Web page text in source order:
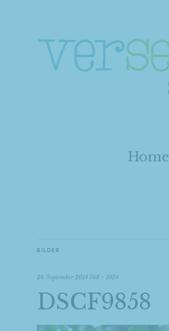
Home
BILDER
24. September 2014 768 × 1024
DSCF9858